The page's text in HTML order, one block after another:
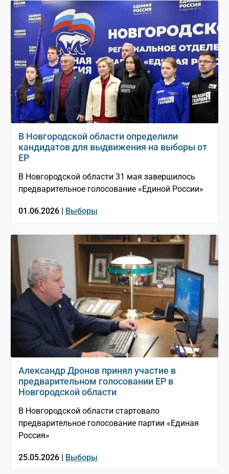
В Новгородской области определили
кандидатов для выдвижения на выборы от
ЕР
В Новгородской области 31 мая завершилось
предварительное голосование «Единой России»
01.06.2026 | Выборы
Александр Дронов принял участие в
предварительном голосовании ЕР в
Новгородской области
В Новгородской области стартовало
предварительное голосование партии «Единая
Россия»
25.05.2026 | Выборы